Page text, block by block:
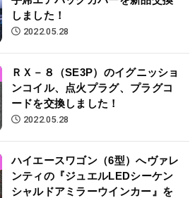
しました！
2022.05.28
ＲＸ－８（SE3P）のイグニッショ
ンコイル、点火プラグ、プラグコ
ードを交換しました！
2022.05.28
ハイエースワゴン（6型）へヴァレ
ンティの『ジュエルLEDシーケン
シャルドアミラーウインカー』を